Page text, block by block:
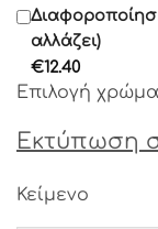
Γραμματοσειρά 8
Γραμματοσειρά
αλλάζει)
€12.40
Επιλογή
Εκτύπωση
Κείμενο